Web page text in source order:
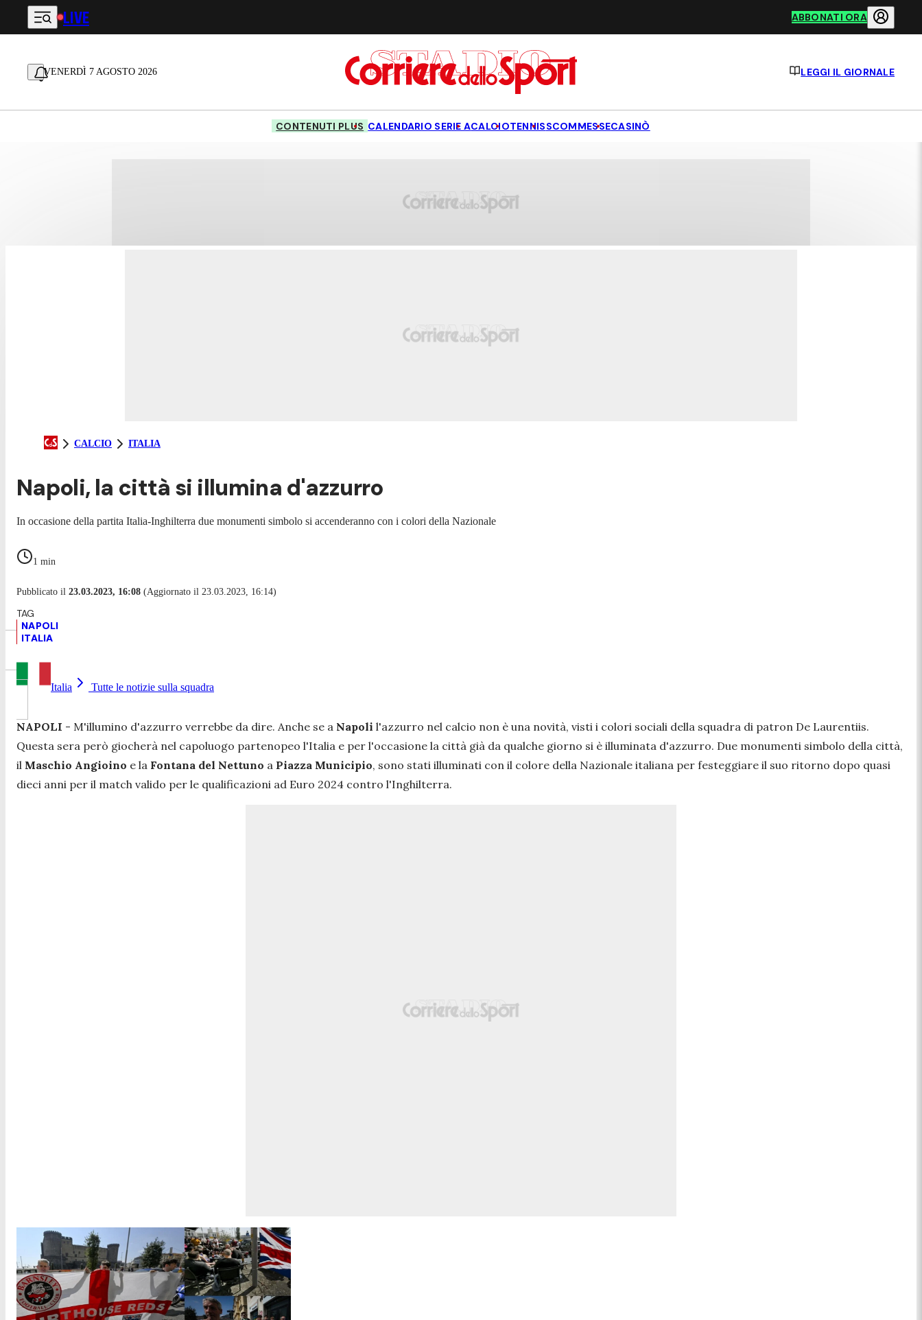
Vai al contenuto principale
LIVE ABBONATI ORA
VENERDÌ 7 AGOSTO 2026 LEGGI IL GIORNALE
CONTENUTI PLUS CALENDARIO SERIE ACALCIOTENNISSCOMMESSECASINÒ
CALCIO ITALIA
Napoli, la città si illumina d'azzurro
In occasione della partita Italia-Inghilterra due monumenti simbolo si accenderanno con i colori della Nazionale
1 min
Pubblicato il 23.03.2023, 16:08 (Aggiornato il 23.03.2023, 16:14)
NAPOLI
ITALIA
Italia Tutte le notizie sulla squadra
NAPOLI - M'illumino d'azzurro verrebbe da dire. Anche se a Napoli l'azzurro nel calcio non è una novità, visti i colori sociali della squadra di patron De Laurentiis.
Questa sera però giocherà nel capoluogo partenopeo l'Italia e per l'occasione la città già da qualche giorno si è illuminata d'azzurro. Due monumenti simbolo della città,
il Maschio Angioino e la Fontana del Nettuno a Piazza Municipio, sono stati illuminati con il colore della Nazionale italiana per festeggiare il suo ritorno dopo quasi
dieci anni per il match valido per le qualificazioni ad Euro 2024 contro l'Inghilterra.